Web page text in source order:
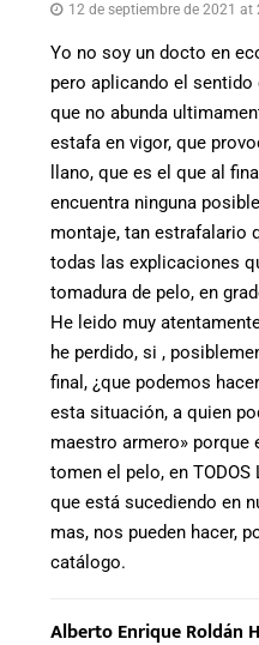
12 de septiembre de 2021 at
Yo no soy un docto en
pero aplicando el
que no abunda
estafa en vigor, que
llano, que es el que al
encuentra ninguna
montaje, tan estrafalario
todas las explicaciones
tomadura de pelo, en
He leido muy
he perdido, si ,
final, ¿que podemos
esta situación, a quien
maestro armero» porque
tomen el pelo, en TODOS
que está sucediendo en
mas, nos pueden hacer,
catálogo.
Alberto Enrique Roldán